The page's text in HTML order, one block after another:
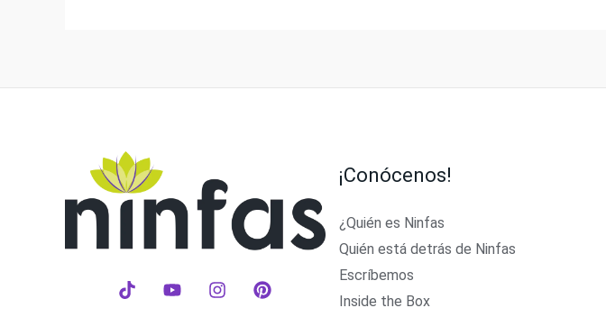
¡Conócenos!
¿Quién es Ninfas
Quién está detrás de Ninfas
Escríbemos
Inside the Box